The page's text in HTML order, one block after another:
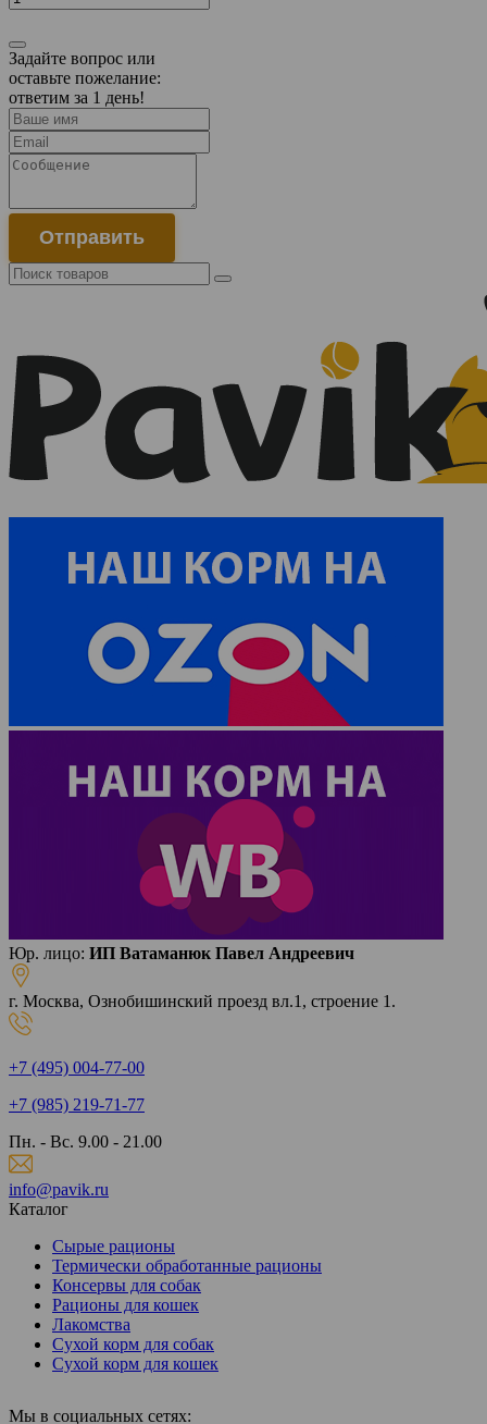
Задайте вопрос или
оставьте пожелание:
ответим за 1 день!
Отправить
Юр. лицо: ИП Ватаманюк Павел Андреевич
г. Москва, Ознобишинский проезд вл.1, строение 1.
+7 (495) 004-77-00
+7 (985) 219-71-77
Пн. - Вс. 9.00 - 21.00
info@pavik.ru
Каталог
Сырые рационы
Термически обработанные рационы
Консервы для собак
Рационы для кошек
Лакомства
Сухой корм для собак
Сухой корм для кошек
Мы в социальных сетях: